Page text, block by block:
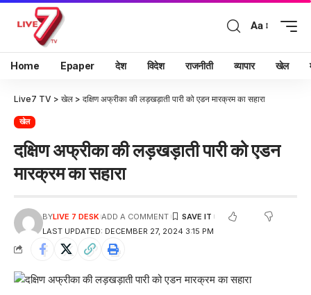
Aa
Home Epaper देश विदेश राजनीती व्यापार खेल
Live7 TV > खेल > दक्षिण अफ्रीका की लड़खड़ाती पारी को एडन मारक्रम का सहारा
खेल
दक्षिण अफ्रीका की लड़खड़ाती पारी को एडन
मारक्रम का सहारा
LAST UPDATED: DECEMBER 27, 2024 3:15 PM
BYLIVE 7 DESK ADD A COMMENT